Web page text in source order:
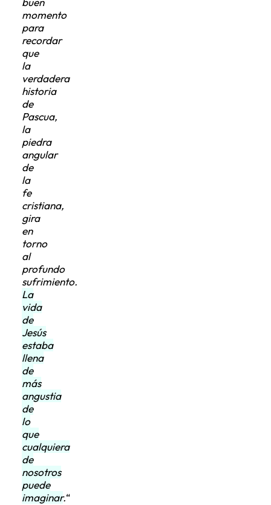
momento
para
recordar
que
la
verdadera
historia
de
Pascua,
la
piedra
angular
de
la
fe
cristiana,
gira
en
torno
al
profundo
sufrimiento.
La
vida
de
Jesús
estaba
llena
de
más
angustia
de
lo
que
cualquiera
de
nosotros
puede
imaginar.“